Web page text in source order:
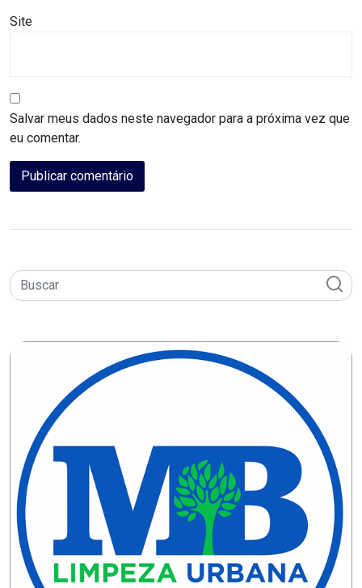
DESENVOLVIMENTO
RURAL
DIA
DAS
CRIANÇAS
ECONOMIA
ESCOLAR
ELEIÇÕES
2026
EMANCIPAÇÃO
DE
CARNAUBAIS
Site
Salvar meus dados neste navegador para a próxima vez que
eu comentar.